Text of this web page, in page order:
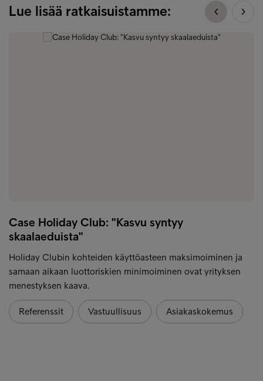
Lue lisää ratkaisuistamme:
Case Holiday Club: "Kasvu syntyy
skaalaeduista"
Holiday Clubin kohteiden käyttöasteen maksimoiminen ja
samaan aikaan luottoriskien minimoiminen ovat yrityksen
menestyksen kaava.
Referenssit Vastuullisuus Asiakaskokemus